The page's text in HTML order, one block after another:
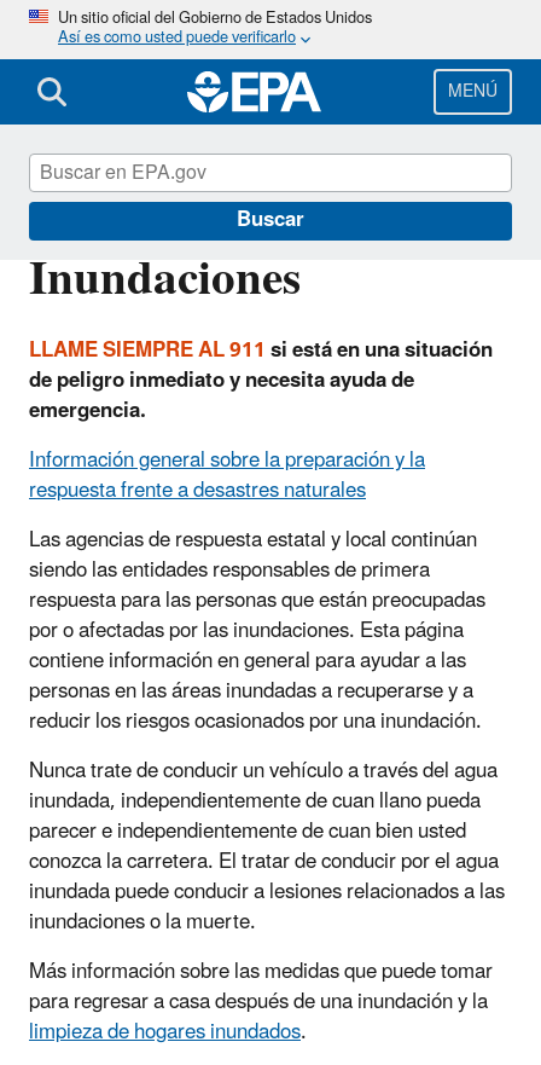
Pasar
al
contenido
principal
Un sitio oficial del Gobierno de Estados Unidos
Así es como usted puede verificarlo
MENÚ
Buscar
Inundaciones
LLAME SIEMPRE AL 911si está en una situación
de peligro inmediato y necesita ayuda de
emergencia.
Información general sobre la preparación y la
respuesta frente a desastres naturales
Las agencias de respuesta estatal y local continúan
siendo las entidades responsables de primera
respuesta para las personas que están preocupadas
por o afectadas por las inundaciones. Esta página
contiene información en general para ayudar a las
personas en las áreas inundadas a recuperarse y a
reducir los riesgos ocasionados por una inundación.
Nunca trate de conducir un vehículo a través del agua
inundada, independientemente de cuan llano pueda
parecer e independientemente de cuan bien usted
conozca la carretera. El tratar de conducir por el agua
inundada puede conducir a lesiones relacionados a las
inundaciones o la muerte.
Más información sobre las medidas que puede tomar
para regresar a casa después de una inundación y la
limpieza de hogares inundados.
EPA en español